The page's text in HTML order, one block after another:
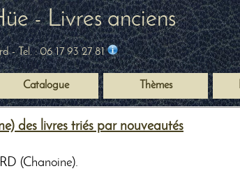
- Livres anciens
- Tel. :06 17 93 27 81
Catalogue Thèmes
des livres triés par nouveautés
(Chanoine).